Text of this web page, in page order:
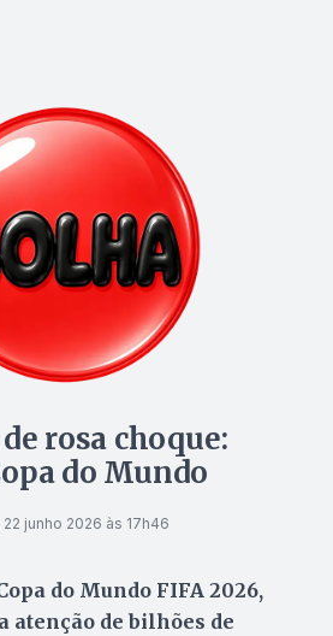
rosa choque:
do Mundo
22 junho 2026 às 17h46
do Mundo FIFA 2026,
atenção de bilhões de